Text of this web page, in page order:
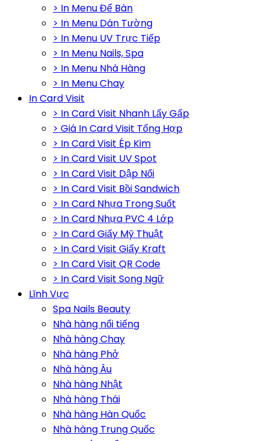
> In Menu Để Bàn
> In Menu Dán Tường
> In Menu UV Trực Tiếp
> In Menu Nails, Spa
> In Menu Nhà Hàng
> In Menu Chay
In Card Visit
> In Card Visit Nhanh Lấy Gấp
> Giá In Card Visit Tổng Hợp
> In Card Visit Ép Kim
> In Card Visit UV Spot
> In Card Visit Dập Nổi
> In Card Visit Bồi Sandwich
> In Card Nhựa Trong Suốt
> In Card Nhựa PVC 4 Lớp
> In Card Giấy Mỹ Thuật
> In Card Visit Giấy Kraft
> In Card Visit QR Code
> In Card Visit Song Ngữ
Lĩnh Vực
Spa Nails Beauty
Nhà hàng nổi tiếng
Nhà hàng Chay
Nhà hàng Phở
Nhà hàng Âu
Nhà hàng Nhật
Nhà hàng Thái
Nhà hàng Hàn Quốc
Nhà hàng Trung Quốc